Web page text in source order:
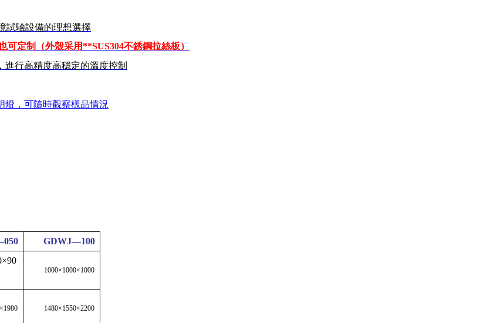
試驗設備的理想選擇
可定制（外殼采用**SUS304不銹鋼拉絲板）
行高精度高穩定的溫度控制
燈，可隨時觀察樣品情況
GDWJ—100
1000×1000×1000
1480×1550×2200